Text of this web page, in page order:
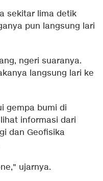
sekitar lima detik
pun langsung lari
ngeri suaranya.
langsung lari ke
gempa bumi di
informasi dari
dan Geofisika
ujarnya.